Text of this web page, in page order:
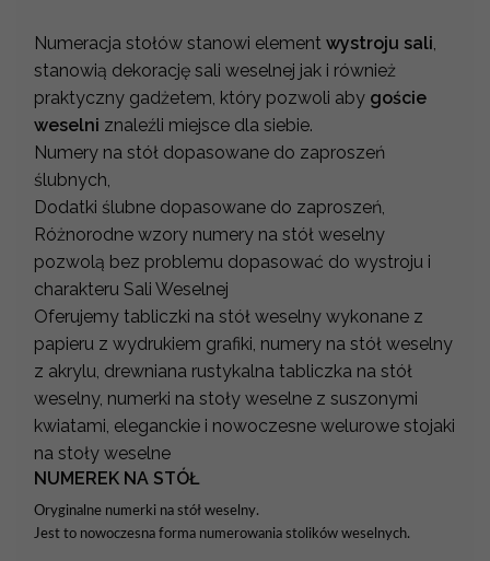
Numeracja stołów stanowi element wystroju sali
stanowią dekorację sali weselnej jak i również
praktyczny gadżetem, który pozwoli aby goście
weselni znaleźli miejsce dla siebie.
Numery na stół dopasowane do zaproszeń
ślubnych,
Dodatki ślubne dopasowane do zaproszeń,
Różnorodne wzory numery na stół weselny
pozwolą bez problemu dopasować do wystroju i
charakteru Sali Weselnej
Oferujemy tabliczki na stół weselny wykonane z
papieru z wydrukiem grafiki, numery na stół weselny
z akrylu, drewniana rustykalna tabliczka na stół
weselny, numerki na stoły weselne z suszonymi
kwiatami, eleganckie i nowoczesne welurowe stojaki
na stoły weselne
NUMEREK NA STÓŁ
Oryginalne numerki na stół weselny.
Jest to nowoczesna forma numerowania stolików weselnych.